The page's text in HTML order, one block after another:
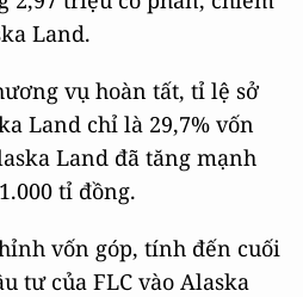
Land.
vụ hoàn tất, tỉ lệ sở
Land chỉ là 29,7% vốn
Land đã tăng mạnh
tỉ đồng.
vốn góp, tính đến cuối
tư của FLC vào Alaska